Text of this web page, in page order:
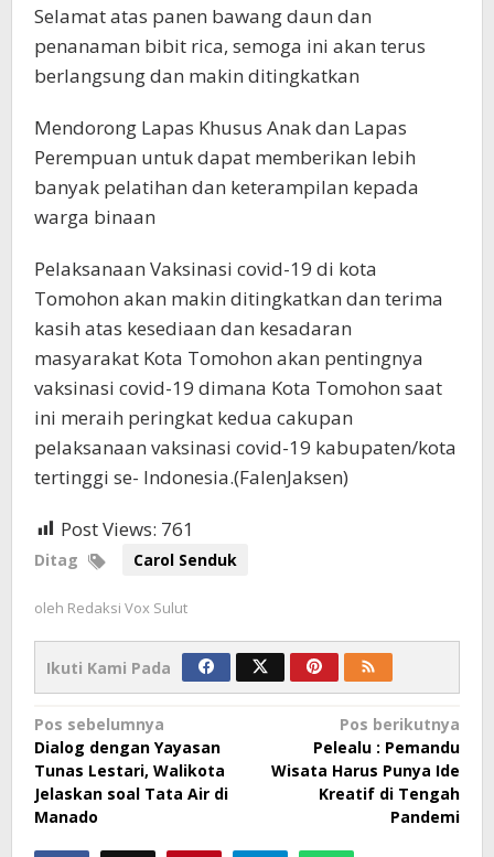
Selamat atas panen bawang daun dan
penanaman bibit rica, semoga ini akan terus
berlangsung dan makin ditingkatkan
Mendorong Lapas Khusus Anak dan Lapas
Perempuan untuk dapat memberikan lebih
banyak pelatihan dan keterampilan kepada
warga binaan
Pelaksanaan Vaksinasi covid-19 di kota
Tomohon akan makin ditingkatkan dan terima
kasih atas kesediaan dan kesadaran
masyarakat Kota Tomohon akan pentingnya
vaksinasi covid-19 dimana Kota Tomohon saat
ini meraih peringkat kedua cakupan
pelaksanaan vaksinasi covid-19 kabupaten/kota
tertinggi se- Indonesia.(FalenJaksen)
Post Views: 761
Ditag Carol Senduk
oleh Redaksi Vox Sulut
Ikuti Kami Pada
Navigasi
pos
Pos sebelumnya
Dialog dengan Yayasan
Tunas Lestari, Walikota
Jelaskan soal Tata Air di
Manado
Pos berikutnya
Pelealu : Pemandu
Wisata Harus Punya Ide
Kreatif di Tengah
Pandemi